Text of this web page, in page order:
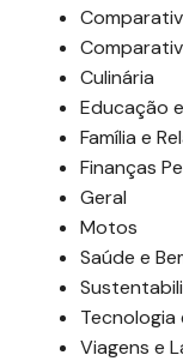
Culinária
Educação
Família e
Finanças
Geral
Motos
Saúde e
Tecnologia
Viagens e